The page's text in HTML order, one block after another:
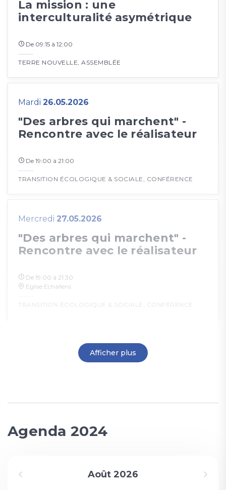
La mission : une
interculturalité asymétrique
TERRE NOUVELLE, ASSEMBLÉE
De 09:15 à 12:00
Mardi 26.05.2026
"Des arbres qui marchent" -
Rencontre avec le réalisateur
TRANSITION ÉCOLOGIQUE & SOCIALE , CONFÉRENCE
De 19:00 à 21:00
Mercredi 27.05.2026
"Des arbres qui marchent" -
Rencontre avec le réalisateur
TRANSITION ÉCOLOGIQUE & SOCIALE CONFÉRENCE
Eglise Echallens
De 19:00 à 21:30
Afficher plus
Agenda 2024
Août 2026